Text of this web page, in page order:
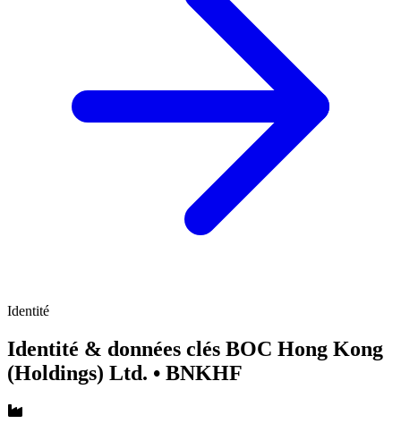
Identité
Identité & données clés BOC Hong Kong
(Holdings) Ltd. • BNKHF